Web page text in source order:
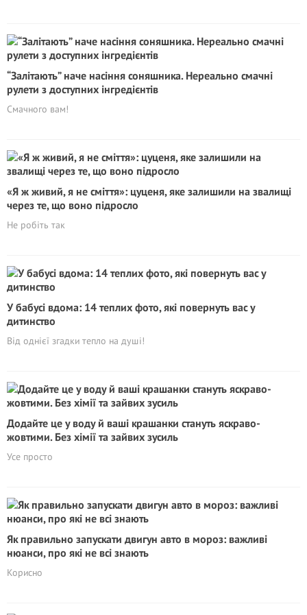
“Залітають” наче насіння соняшника. Нереально смачні
рулети з доступних інгредієнтів
Смачного вам!
«Я ж живий, я не сміття»: цуценя, яке залишили на звалищі
через те, що воно підросло
Не робіть так
У бабусі вдома: 14 теплих фото, які повернуть вас у
дитинство
Від однієї згадки тепло на душі!
Додайте це у воду й ваші крашанки стануть яскраво-
жовтими. Без хімії та зайвих зусиль
Усе просто
Як правильно запускати двигун авто в мороз: важливі
нюанси, про які не всі знають
Корисно